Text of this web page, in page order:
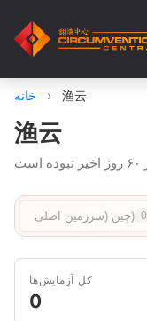
خانه › 渔云
渔云
چین (سرزمین اصلی) 0
کل آزمایش‌ها
0